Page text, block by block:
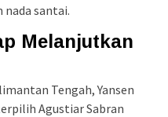
nada santai.
Melanjutkan
Tengah, Yansen
Agustiar Sabran